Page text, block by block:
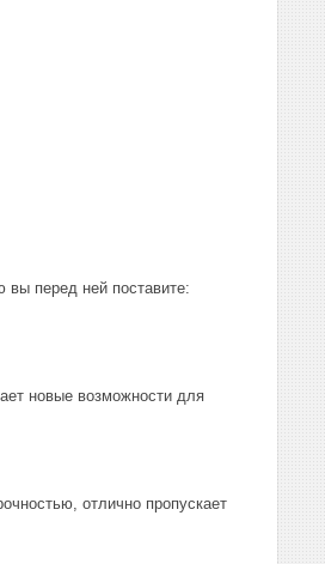
вы перед ней поставите:
новые возможности для
отлично пропускает